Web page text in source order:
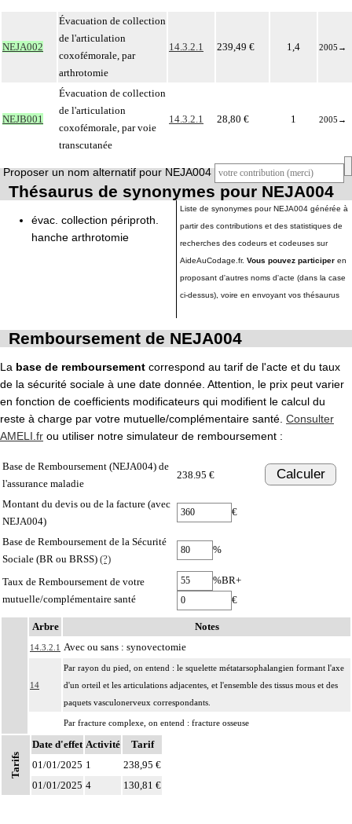
NEJA002
Évacuation de collection
de l'articulation
coxofémorale, par
arthrotomie
14.3.2.1 239,49 € 1,4 2005 →
NEJB001
Évacuation de collection
de l'articulation
coxofémorale, par voie
transcutanée
14.3.2.1 28,80 € 1 2005 →
Proposer un nom alternatif pour NEJA004
Thésaurus de synonymes pour NEJA004
évac. collection périproth.
hanche arthrotomie
Liste de synonymes pour NEJA004 générée à
partir des contributions et des statistiques de
recherches des codeurs et codeuses sur
AideAuCodage.fr. Vous pouvez participer en
proposant d'autres noms d'acte (dans la case
ci-dessus), voire en envoyant vos thésaurus
Remboursement de NEJA004
La base de remboursement correspond au tarif de l'acte et du taux
de la sécurité sociale à une date donnée. Attention, le prix peut varier
en fonction de coefficients modificateurs qui modifient le calcul du
reste à charge par votre mutuelle/complémentaire santé. Consulter
AMELI.fr ou utiliser notre simulateur de remboursement :
Base de Remboursement (NEJA004) de
l'assurance maladie
238.95 € Calculer
Montant du devis ou de la facture (avec
NEJA004)
€
Base de Remboursement de la Sécurité
Sociale (BR ou BRSS) (?)
%
Taux de Remboursement de votre
mutuelle/complémentaire santé
%BR+
€
Arbre Notes
14.3.2.1 Avec ou sans : synovectomie
14
Par rayon du pied, on entend : le squelette métatarsophalangien formant l'axe
d'un orteil et les articulations adjacentes, et l'ensemble des tissus mous et des
paquets vasculonerveux correspondants.
14
Par fracture complexe, on entend : fracture osseuse
- comportant au moins 3 fragments principaux,
- incoercible après réduction,
Tarifs
Date d'effet Activité
Tarif
01/01/2025 1
238,95 €
01/01/2025 4 130,81 €